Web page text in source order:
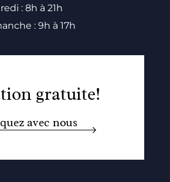
: 8h à 21h
: 9h à 17h
gratuite!
avec nous